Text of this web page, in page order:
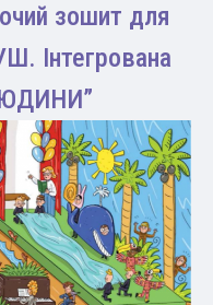
зошит для
Інтегрована